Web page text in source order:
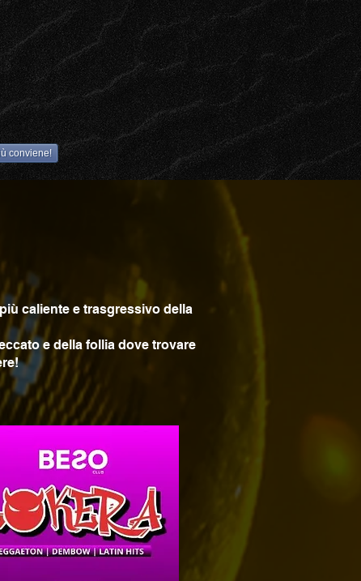
conviene!
caliente e trasgressivo della
e della follia dove trovare